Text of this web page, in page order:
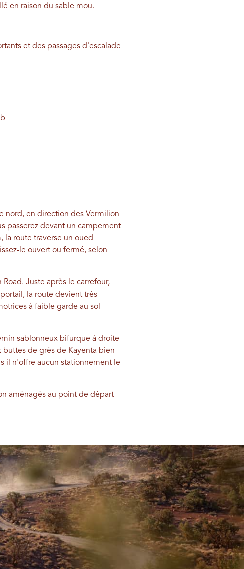
en raison du sable mou.
et des passages d'escalade
nord, en direction des Vermilion
passerez devant un campement
la route traverse un oued
le ouvert ou fermé, selon
Juste après le carrefour,
la route devient très
à faible garde au sol
sablonneux bifurque à droite
buttes de grès de Kayenta bien
il n'offre aucun stationnement le
aménagés au point de départ